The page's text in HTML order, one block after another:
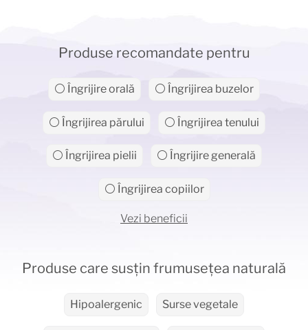
Produse recomandate pentru
⚪ Îngrijire orală ⚪ Îngrijirea buzelor
⚪ Îngrijirea părului ⚪ Îngrijirea tenului
⚪ Îngrijirea pielii ⚪ Îngrijire generală
⚪ Îngrijirea copiilor
Vezi beneficii
Produse care susțin frumusețea naturală
Hipoalergenic Surse vegetale